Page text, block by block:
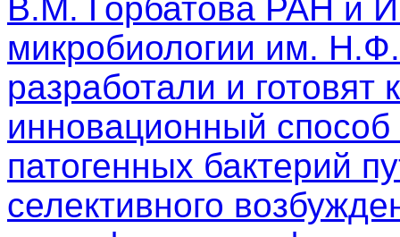
В.М. Горбатова РАН и
микробиологии им.
разработали и готовят
инновационный
патогенных бактерий
селективного